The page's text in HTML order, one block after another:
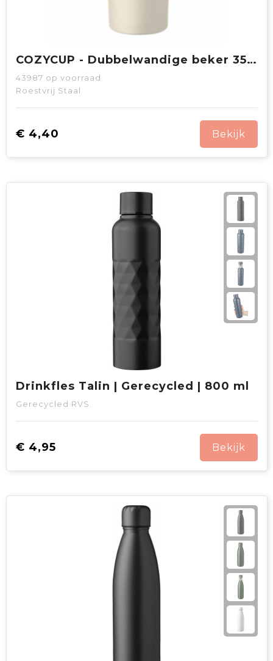
COZYCUP - Dubbelwandige beker 350ml
43987 op voorraad
Roestvrij Staal
€ 4,40 Bekijk
Drinkfles Talin | Gerecycled | 800 ml
Gerecycled RVS
€ 4,95 Bekijk